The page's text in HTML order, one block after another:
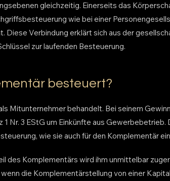
gleichzeitig. Einerseits das
wie bei einer
Diese Verbindung erklärt sich aus der
zur laufenden Besteuerung.
besteuert?
Mitunternehmer behandelt. Bei seinem
1 Nr. 3 EStG um Einkünfte aus Gewerbebetrieb.
wie sie auch für den Komplementär
des Komplementärs wird ihm unmittelbar
die Komplementärstellung von einer